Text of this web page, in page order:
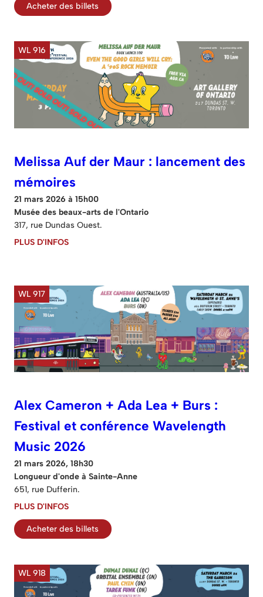
Acheter des billets
WL 916
Melissa Auf der Maur : lancement des
mémoires
21 mars 2026 à 15h00
Musée des beaux-arts de l'Ontario
317, rue Dundas Ouest.
PLUS D'INFOS
WL 917
Alex Cameron + Ada Lea + Burs :
Festival et conférence Wavelength
Music 2026
21 mars 2026, 18h30
Longueur d'onde à Sainte-Anne
651, rue Dufferin.
PLUS D'INFOS
Acheter des billets
WL 918